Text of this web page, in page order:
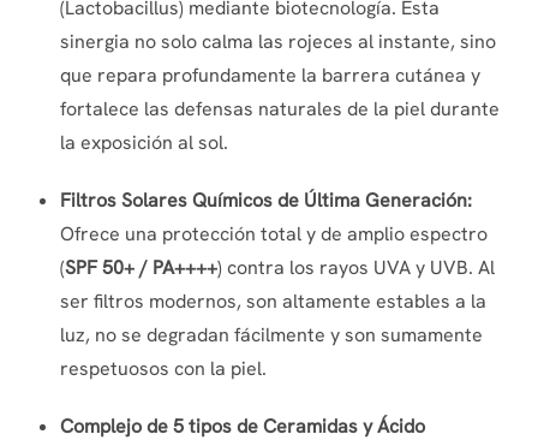
(Lactobacillus) mediante biotecnología. Esta
sinergia no solo calma las rojeces al instante, sino
que repara profundamente la barrera cutánea y
fortalece las defensas naturales de la piel durante
la exposición al sol.
Filtros Solares Químicos de Última Generación:
Ofrece una protección total y de amplio espectro
(SPF 50+ / PA++++) contra los rayos UVA y UVB. Al
ser filtros modernos, son altamente estables a la
luz, no se degradan fácilmente y son sumamente
respetuosos con la piel.
Complejo de 5 tipos de Ceramidas y Ácido